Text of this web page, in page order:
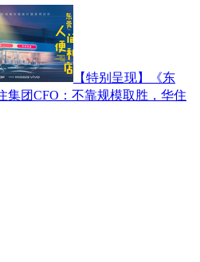
【特别呈现】《东
集团CFO：不靠规模取胜，华住